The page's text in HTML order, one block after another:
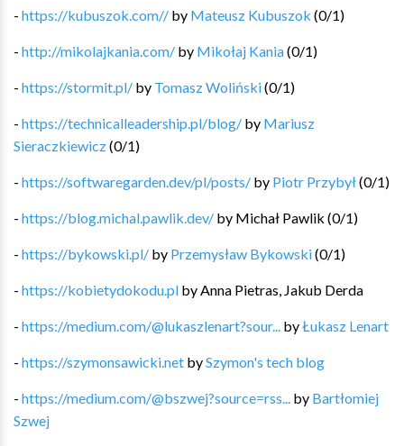
- https://kubuszok.com// by Mateusz Kubuszok (0/1)
- http://mikolajkania.com/ by Mikołaj Kania(0/1)
- https://stormit.pl/ by Tomasz Woliński(0/1)
- https://technicalleadership.pl/blog/ by Mariusz
Sieraczkiewicz(0/1)
- https://softwaregarden.dev/pl/posts/ by Piotr Przybył(0/1)
- https://blog.michal.pawlik.dev/ by Michał Pawlik (0/1)
- https://bykowski.pl/ by Przemysław Bykowski(0/1)
- https://kobietydokodu.pl by Anna Pietras, Jakub Derda
- https://medium.com/@lukaszlenart?sour... byŁukasz Lenart
- https://szymonsawicki.net bySzymon's tech blog
- https://medium.com/@bszwej?source=rss... by Bartłomiej
Szwej